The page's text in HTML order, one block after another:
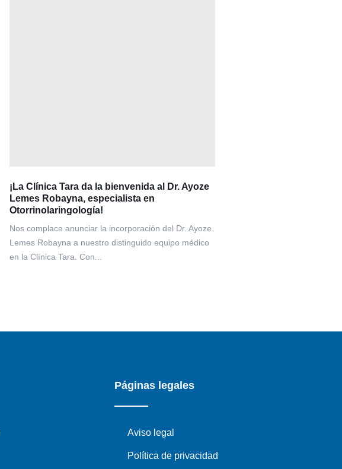
¡La Clínica Tara da la bienvenida al Dr. Ayoze
Lemes Robayna, especialista en
Otorrinolaringología!
Nos complace anunciar la incorporación del Dr. Ayoze
Lemes Robayna a nuestro distinguido equipo médico
en la Clínica Tara. Con...
Páginas legales
Aviso legal
Política de privacidad